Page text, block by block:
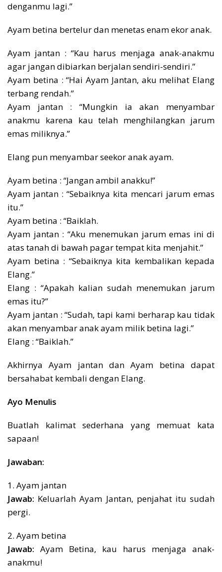
denganmu lagi.”
Ayam betina bertelur dan menetas enam ekor anak.
Ayam jantan : “Kau harus menjaga anak-anakmu
agar jangan dibiarkan berjalan sendiri-sendiri.”
Ayam betina : “Hai Ayam Jantan, aku melihat Elang
terbang rendah.”
Ayam jantan : “Mungkin ia akan menyambar
anakmu karena kau telah menghilangkan jarum
emas miliknya.”
Elang pun menyambar seekor anak ayam.
Ayam betina : “Jangan ambil anakku!”
Ayam jantan : “Sebaiknya kita mencari jarum emas
itu.”
Ayam betina : “Baiklah.
Ayam jantan : “Aku menemukan jarum emas ini di
atas tanah di bawah pagar tempat kita menjahit.”
Ayam betina : “Sebaiknya kita kembalikan kepada
Elang.”
Elang : “Apakah kalian sudah menemukan jarum
emas itu?”
Ayam jantan : “Sudah, tapi kami berharap kau tidak
akan menyambar anak ayam milik betina lagi.”
Elang : “Baiklah.”
Akhirnya Ayam jantan dan Ayam betina dapat
bersahabat kembali dengan Elang.
Ayo Menulis
Buatlah kalimat sederhana yang memuat kata
sapaan!
Jawaban:
1. Ayam jantan
Jawab: Keluarlah Ayam Jantan, penjahat itu sudah
pergi.
2. Ayam betina
Jawab: Ayam Betina, kau harus menjaga anak-
anakmu!